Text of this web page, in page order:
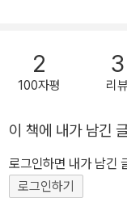
2
100자평
3
리
이 책에 내가 남긴
로그인하면 내가 남긴
로그인하기